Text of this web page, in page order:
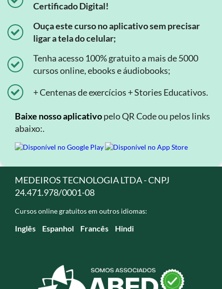
Certificado Digital!
Ouça este curso no aplicativo sem precisar
ligar a tela do celular;
Tenha acesso 100% gratuito a mais de 5000
cursos online, ebooks e áudiobooks;
+ Centenas de exercícios + Stories Educativos.
Baixe nosso aplicativopelo QR Code ou pelos links
abaixo:.
MEDEIROS TECNOLOGIA LTDA - CNPJ
24.471.978/0001-08
Cursos online gratuitos em outros idiomas:
Inglês Espanhol Francês Hindi